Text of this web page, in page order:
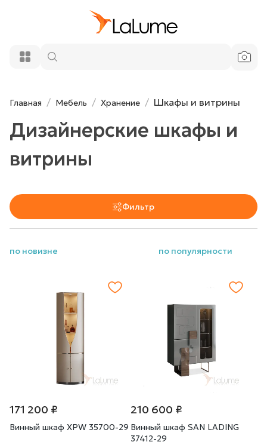
Главная Мебель Хранение Шкафы и витрины
Дизайнерские шкафы и
витрины
Фильтр
по новизне по популярности
171 200 ₽
Винный шкаф XPW 35700-29
210 600 ₽
Винный шкаф SAN LADING
37412-29